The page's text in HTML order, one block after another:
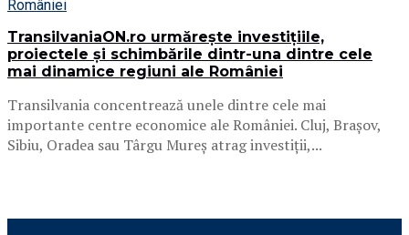
TransilvaniaON.ro urmărește investițiile,
proiectele și schimbările dintr-una dintre cele
mai dinamice regiuni ale României
Transilvania concentrează unele dintre cele mai
importante centre economice ale României. Cluj, Brașov,
Sibiu, Oradea sau Târgu Mureș atrag investiții,...